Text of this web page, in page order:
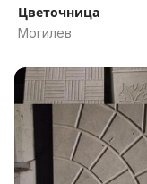
Цветочница
Могилев